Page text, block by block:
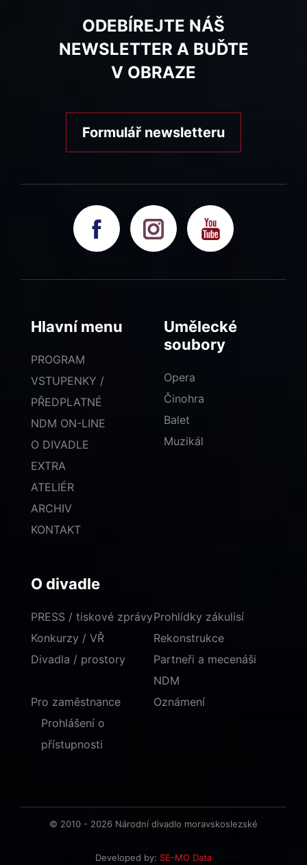
ODEBÍREJTE NÁŠ
NEWSLETTER A BUĎTE
V OBRAZE
Formulář newsletteru
Hlavní menu
PROGRAM
VSTUPENKY /
PŘEDPLATNÉ
NDM ON-LINE
O DIVADLE
EXTRA
ATELIÉR
ARCHIV
KONTAKT
Umělecké
soubory
Opera
Činohra
Balet
Muzikál
O divadle
PRESS / tiskové zprávy
Konkurzy / VŘ
Divadla / prostory
Prohlídky zákulisí
Rekonstrukce
Partneři a mecenáši
NDM
Pro zaměstnance
Oznámení
Prohlášení o
přístupnosti
© 2010 - 2026 Národní divadlo moravskoslezské
Developed by: SE-MO Data